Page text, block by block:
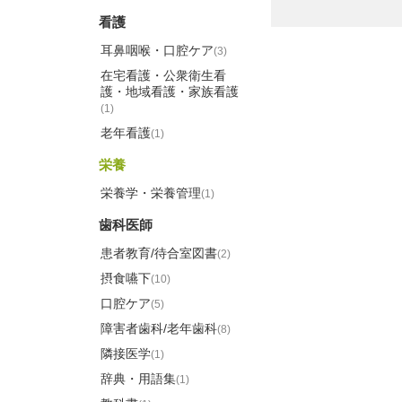
看護
耳鼻咽喉・口腔ケア(3)
在宅看護・公衆衛生看
護・地域看護・家族看護
(1)
老年看護(1)
栄養
栄養学・栄養管理(1)
歯科医師
患者教育/待合室図書(2)
摂食嚥下(10)
口腔ケア(5)
障害者歯科/老年歯科(8)
隣接医学(1)
辞典・用語集(1)